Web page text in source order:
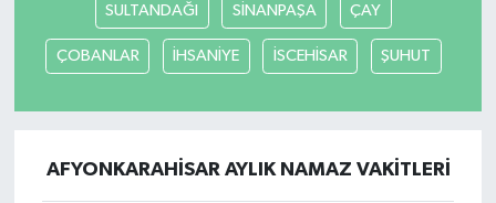
SULTANDAĞI SİNANPAŞA ÇAY
ÇOBANLAR İHSANİYE İSCEHİSAR ŞUHUT
AFYONKARAHİSAR AYLIK NAMAZ VAKITLERI